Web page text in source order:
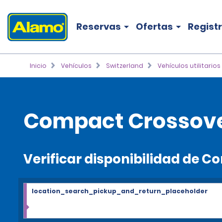
Reservas Ofertas
Inicio Vehículos Switzerland Vehículos utilitarios
Compact
Verificar disponibilidad de
location_search_pickup_and_return_placeholder